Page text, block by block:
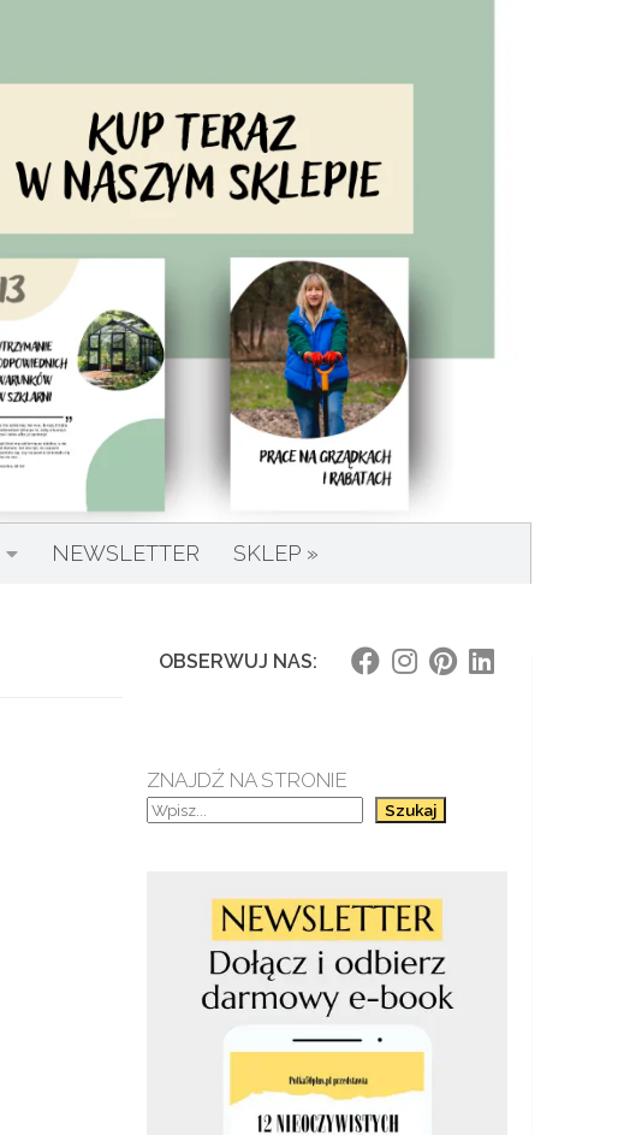
NEWSLETTER SKLEP »
OBSERWUJ NAS:
ZNAJDŹ NA STRONIE
Szukaj